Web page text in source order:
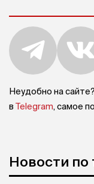
Неудобно на
в Telegram, самое
Новости по